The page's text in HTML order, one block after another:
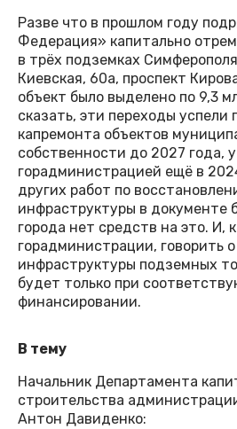
Разве что в прошлом году
Федерация» капитально
в трёх подземках
Киевская, 60а, проспект
объект было выделено по 9,3
сказать, эти переходы успели
капремонта объектов
собственности до 2027 года,
горадминистрацией ещё в
других работ по
инфраструктуры в документе
города нет средств на это. И,
горадминистрации, говорить
инфраструктуры подземных
будет только при
финансировании.
В тему
Начальник Департамента
строительства
Антон Давиденко: